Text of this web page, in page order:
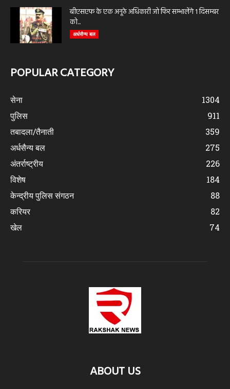
बीएसएफ के एक अनूठे अधिकारी जो फिर सम्भालेंगे 1 दिसम्बर
को...
अर्धसैन्य बल
POPULAR CATEGORY
सेना
1304
पुलिस
911
तबादला/तैनाती
359
अर्धसैन्य बल
275
अंतर्राष्ट्रीय
226
विशेष
184
केन्द्रीय पुलिस संगठन
88
करियर
82
खेल
74
ABOUT US